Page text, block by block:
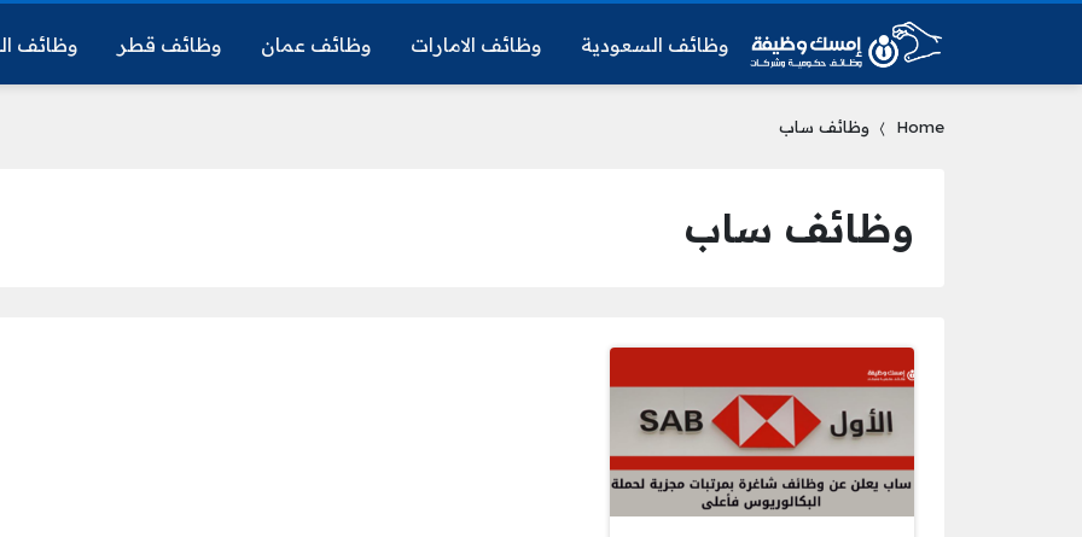
وظائف السعودية وظائف الامارات وظائف عمان وظائف قطر وظائف
Home وظائف ساب
وظائف ساب